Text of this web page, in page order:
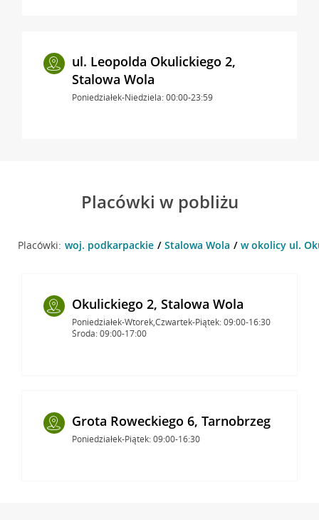
ul. Leopolda Okulickiego 2,
Stalowa Wola
Poniedziałek-Niedziela: 00:00-23:59
Placówki w pobliżu
Placówki: woj. podkarpackie Stalowa Wola w okolicy ul.
Okulickiego 2, Stalowa Wola
Poniedziałek-Wtorek,Czwartek-Piątek: 09:00-16:30
Środa: 09:00-17:00
Grota Roweckiego 6, Tarnobrzeg
Poniedziałek-Piątek: 09:00-16:30